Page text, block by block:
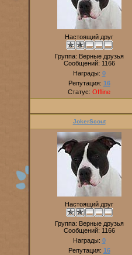
Настоящий друг
Группа: Верные друзья
Сообщений: 1166
Награды: 0
Репутация: 16
Статус: Offline
JokerScout
Настоящий друг
Группа: Верные друзья
Сообщений: 1166
Награды: 0
Репутация: 16